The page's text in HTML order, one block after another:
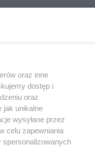
oraz inne
dostęp i
oraz
jak unikalne
wysyłane przez
celu zapewniania
spersonalizowanych